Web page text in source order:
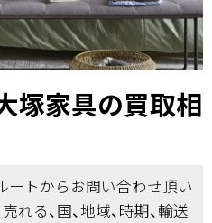
塚家具の買取相
ートからお問い合わせ頂い
る、国、地域、時期、輸送